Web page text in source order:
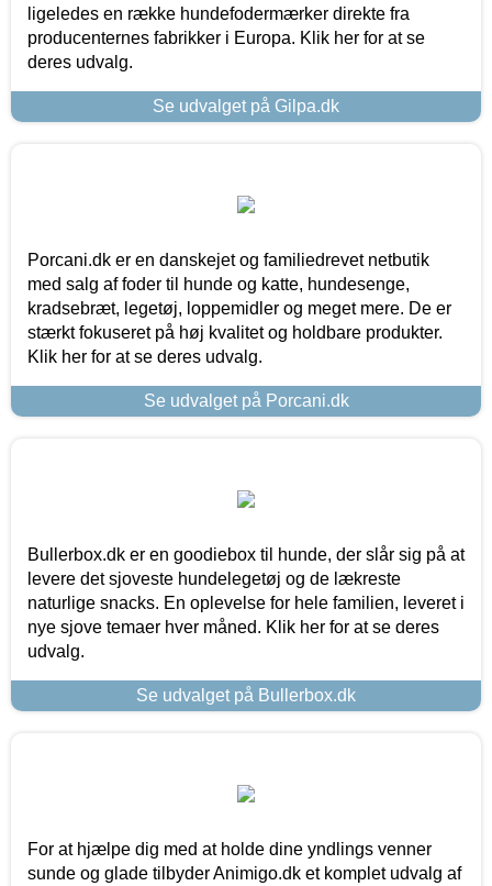
ligeledes en række hundefodermærker direkte fra
producenternes fabrikker i Europa. Klik her for at se
deres udvalg.
Se udvalget på Gilpa.dk
Porcani.dk er en danskejet og familiedrevet netbutik
med salg af foder til hunde og katte, hundesenge,
kradsebræt, legetøj, loppemidler og meget mere. De er
stærkt fokuseret på høj kvalitet og holdbare produkter.
Klik her for at se deres udvalg.
Se udvalget på Porcani.dk
Bullerbox.dk er en goodiebox til hunde, der slår sig på at
levere det sjoveste hundelegetøj og de lækreste
naturlige snacks. En oplevelse for hele familien, leveret i
nye sjove temaer hver måned. Klik her for at se deres
udvalg.
Se udvalget på Bullerbox.dk
For at hjælpe dig med at holde dine yndlings venner
sunde og glade tilbyder Animigo.dk et komplet udvalg af